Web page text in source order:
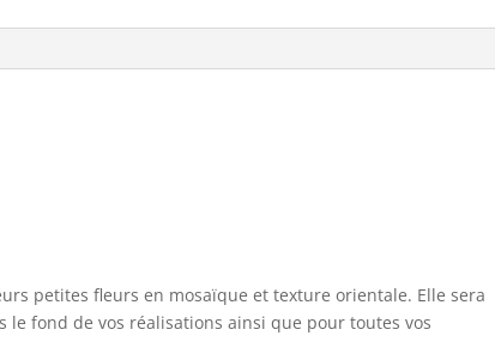
petites fleurs en mosaïque et texture orientale. Elle sera
fond de vos réalisations ainsi que pour toutes vos